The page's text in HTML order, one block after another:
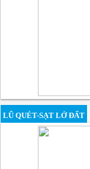
LŨ QUÉT-SẠT LỞ ĐẤT